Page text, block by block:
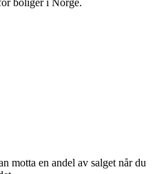
boliger i Norge.
motta en andel av salget når du